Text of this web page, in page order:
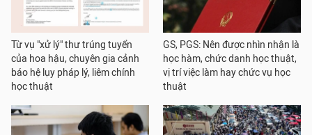
Từ vụ "xử lý" thư trúng tuyển
của hoa hậu, chuyên gia cảnh
báo hệ lụy pháp lý, liêm chính
học thuật
GS, PGS: Nên được nhìn nhận là
học hàm, chức danh học thuật,
vị trí việc làm hay chức vụ học
thuật